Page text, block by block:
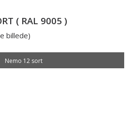
( RAL 9005 )
billede)
Nemo 12 sort